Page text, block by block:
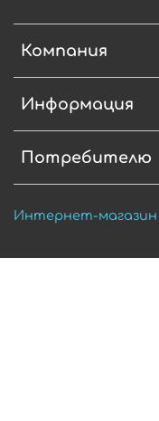
Компания
Информация
Потребителю
Интернет-магазин